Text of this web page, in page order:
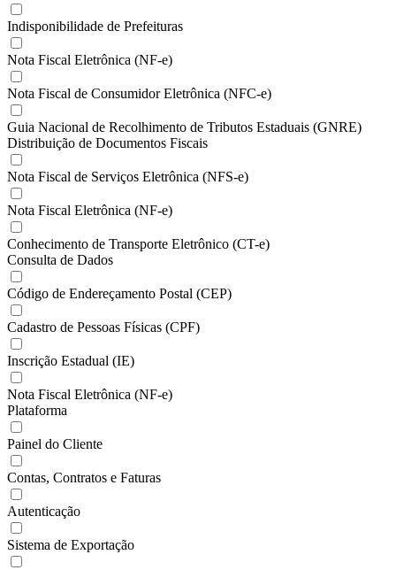
Indisponibilidade de Prefeituras
Nota Fiscal Eletrônica (NF-e)
Nota Fiscal de Consumidor Eletrônica (NFC-e)
Guia Nacional de Recolhimento de Tributos Estaduais (GNRE)
Distribuição de Documentos Fiscais
Nota Fiscal de Serviços Eletrônica (NFS-e)
Nota Fiscal Eletrônica (NF-e)
Conhecimento de Transporte Eletrônico (CT-e)
Consulta de Dados
Código de Endereçamento Postal (CEP)
Cadastro de Pessoas Físicas (CPF)
Inscrição Estadual (IE)
Nota Fiscal Eletrônica (NF-e)
Plataforma
Painel do Cliente
Contas, Contratos e Faturas
Autenticação
Sistema de Exportação